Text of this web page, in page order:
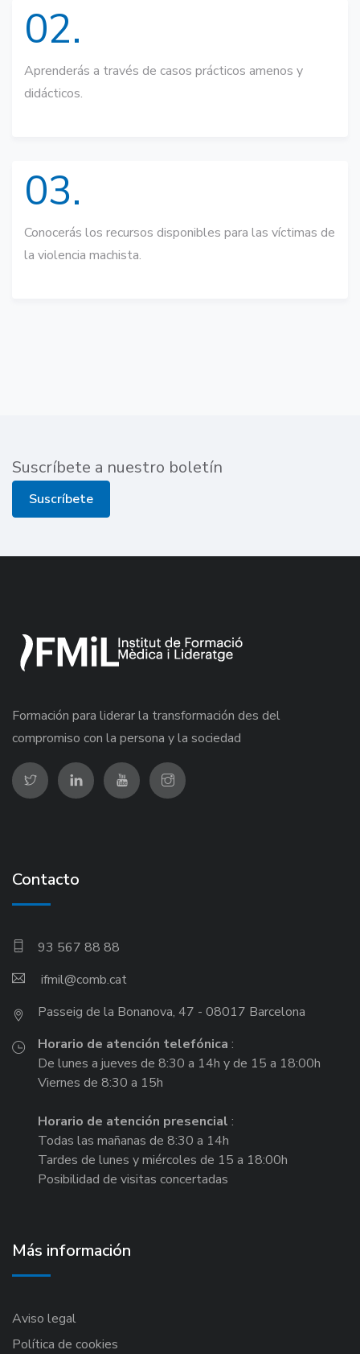
02.
Aprenderás a través de casos prácticos amenos y
didácticos.
03.
Conocerás los recursos disponibles para las víctimas de
la violencia machista.
Suscríbete a nuestro boletín
Suscríbete
Formación para liderar la transformación des del
compromiso con la persona y la sociedad
Contacto
93 567 88 88
ifmil
Passeig de la Bonanova, 47 - 08017 Barcelona
Horario de atención telefónica :
De lunes a jueves de 8:30 a 14h y de 15 a 18:00h
Viernes de 8:30 a 15h
Horario de atención presencial :
Todas las mañanas de 8:30 a 14h
Tardes de lunes y miércoles de 15 a 18:00h
Posibilidad de visitas concertadas
Más información
Aviso legal
Política de cookies